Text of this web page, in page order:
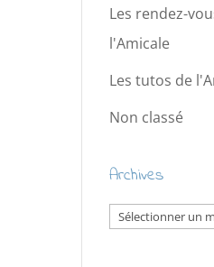
Les rendez-
l'Amicale
Les tutos de
Non classé
Archives
Archives